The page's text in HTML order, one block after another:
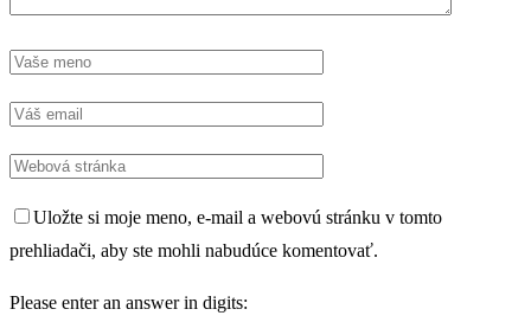
Uložte si moje meno, e-mail a webovú stránku v tomto
prehliadači, aby ste mohli nabudúce komentovať.
Please enter an answer in digits: